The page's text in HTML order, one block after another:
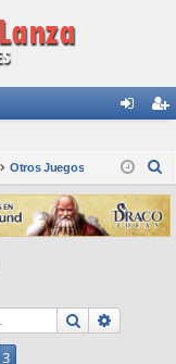
nti
fic
ar
ist
ra
rs
Otros Juegos
s
c
Buscar
3